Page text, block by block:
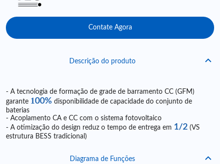
Contate Agora
Descrição do produto
- A tecnologia de formação de grade de barramento CC (GFM)
garante 100% disponibilidade de capacidade do conjunto de
baterias
- Acoplamento CA e CC com o sistema fotovoltaico
- A otimização do design reduz o tempo de entrega em 1/2 (VS
estrutura BESS tradicional)
Diagrama de Funções